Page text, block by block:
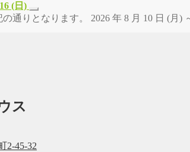
ス
2-45-32
(日)
通りとなります。 2026 年 8 月 10 日 (月